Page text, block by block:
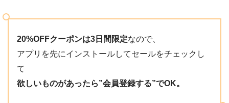
20%OFFクーポンは3日間限定なので、
アプリを先にインストールしてセールをチェックし
て
欲しいものがあったら”会員登録する”でOK。